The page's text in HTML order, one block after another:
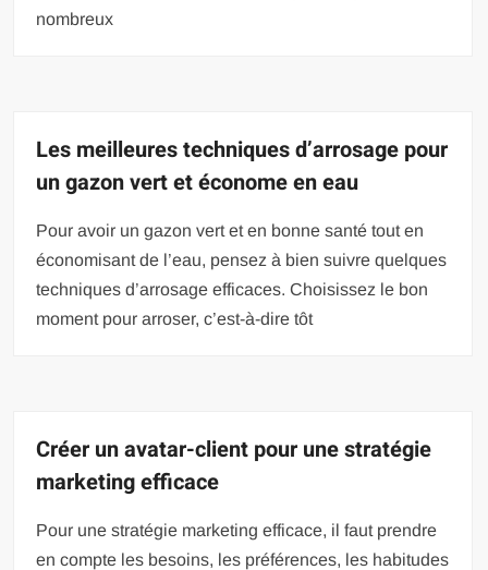
nombreux
Les meilleures techniques d’arrosage pour
un gazon vert et économe en eau
Pour avoir un gazon vert et en bonne santé tout en
économisant de l’eau, pensez à bien suivre quelques
techniques d’arrosage efficaces. Choisissez le bon
moment pour arroser, c’est-à-dire tôt
Créer un avatar-client pour une stratégie
marketing efficace
Pour une stratégie marketing efficace, il faut prendre
en compte les besoins, les préférences, les habitudes